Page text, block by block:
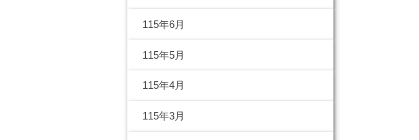
115年6月
115年5月
115年4月
115年3月